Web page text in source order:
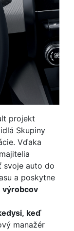
projekt
Skupiny
Vďaka
svoje auto do
a poskytne
výrobcov
keď
manažér